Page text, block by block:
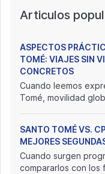
Articulos
ASPECTOS
TOMÉ: VIAJES SIN
CONCRETOS
Cuando leemos
Tomé, movilidad
SANTO TOMÉ VS.
MEJORES
Cuando surgen
compararlos con los